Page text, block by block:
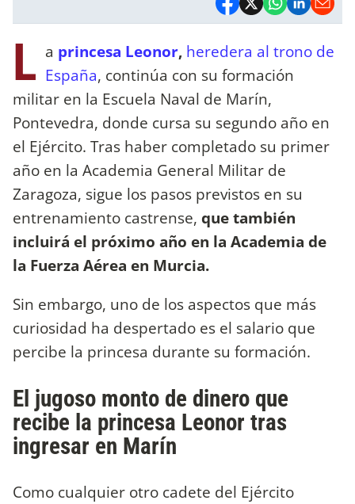
L a princesa Leonor, heredera al trono de
España, continúa con su formación
militar en la Escuela Naval de Marín,
Pontevedra, donde cursa su segundo año en
el Ejército. Tras haber completado su primer
año en la Academia General Militar de
Zaragoza, sigue los pasos previstos en su
entrenamiento castrense, que también
incluirá el próximo año en la Academia de
la Fuerza Aérea en Murcia.
Sin embargo, uno de los aspectos que más
curiosidad ha despertado es el salario que
percibe la princesa durante su formación.
El jugoso monto de dinero que
recibe la princesa Leonor tras
ingresar en Marín
Como cualquier otro cadete del Ejército